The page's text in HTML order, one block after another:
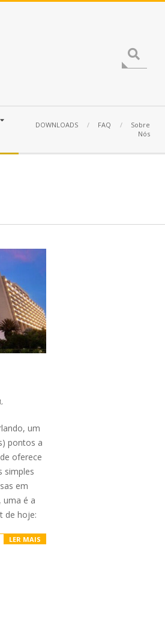
DOWNLOADS FAQ
Sobre
Nós
,
um
pontos a
oferece
simples
em
uma é a
de hoje:
LER MAIS